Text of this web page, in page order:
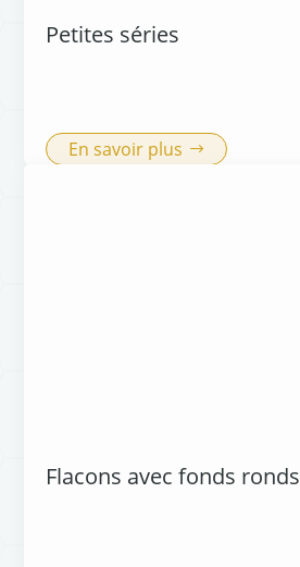
Petites séries
En savoir plus
Flacons avec fonds ronds